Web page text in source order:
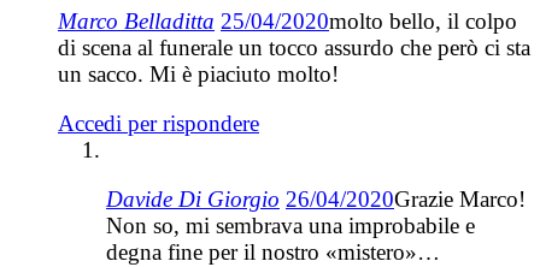
Marco Belladitta 25/04/2020molto bello, il colpo
di scena al funerale un tocco assurdo che però ci sta
un sacco. Mi è piaciuto molto!
Accedi per rispondere
Davide Di Giorgio 26/04/2020Grazie Marco!
Non so, mi sembrava una improbabile e
degna fine per il nostro «mistero»…